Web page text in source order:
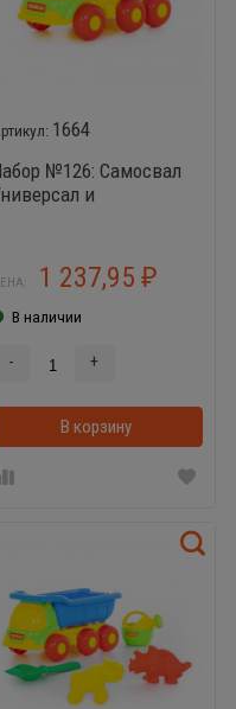
В корзинке
1664
№126: Самосвал
и
1 237,95₽
В наличии
- +
В корзину